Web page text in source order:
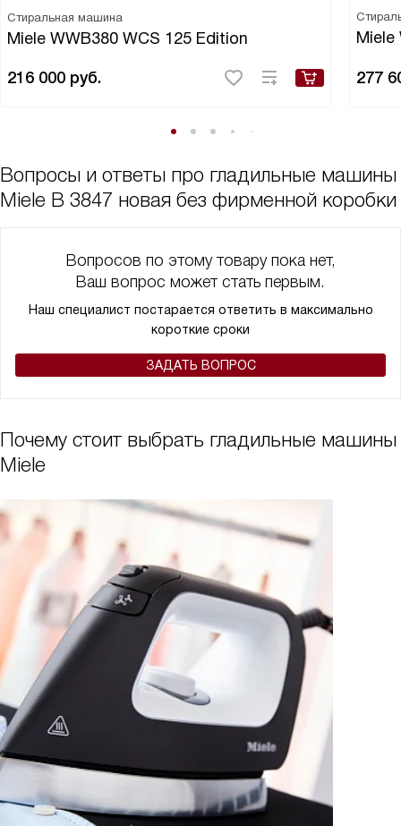
Стиральная машина
Miele WWB380 WCS 125 Edition
216 000 руб.
Miele
277
Вопросы и ответы про гладильные машины
Miele B 3847 новая без фирменной коробки
Вопросов по этому товару пока нет,
Ваш вопрос может стать первым.
Наш специалист постарается ответить в максимально
короткие сроки
ЗАДАТЬ ВОПРОС
Почему стоит выбрать гладильные машины
Miele